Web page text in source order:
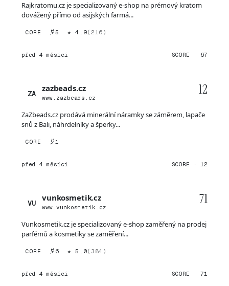
Rajkratomu.cz je specializovaný e-shop na prémový kratom
dovážený přímo od asijských farmá...
CORE 5 ★ 4,9(216)
před 4 měsíci SCORE · 67
ZA
zazbeads.cz
www.zazbeads.cz
12
ZaZbeads.cz prodává minerální náramky se záměrem, lapače
snů z Bali, náhrdelníky a šperky...
CORE 1
před 4 měsíci SCORE · 12
VU
vunkosmetik.cz
www.vunkosmetik.cz
71
Vunkosmetik.cz je specializovaný e-shop zaměřený na prodej
parfémů a kosmetiky se zaměření...
CORE 6 ★ 5,0(384)
před 4 měsíci SCORE · 71